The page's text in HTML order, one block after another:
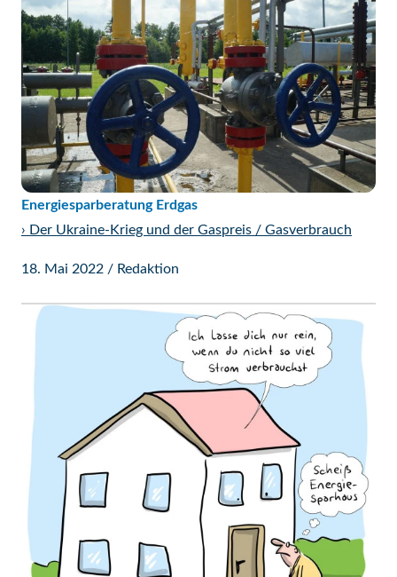
Energiesparberatung Erdgas
› Der Ukraine-Krieg und der Gaspreis / Gasverbrauch
18. Mai 2022 / Redaktion